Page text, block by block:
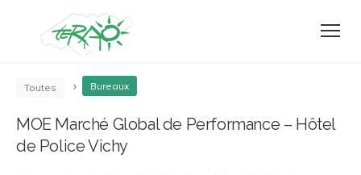
Toutes Bureaux
MOE Marché Global de Performance – Hôtel
de Police Vichy